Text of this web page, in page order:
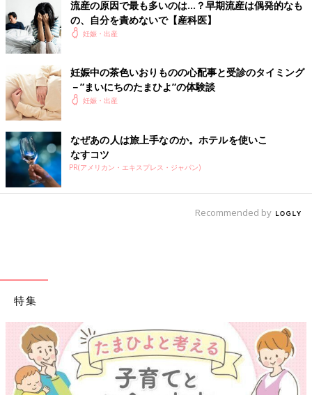
流産の原因で最も多いのは…？早期流産は偶発的なも
の、自分を責めないで【産科医】
妊娠・出産
妊娠中の茶色いおりものの心配事と受診のタイミング
－”まいにちのたまひよ”の体験談
妊娠・出産
なぜあの人は旅上手なのか。ホテルを使いこ
なすコツ
PR(アメリカン・エキスプレス・ジャパン)
Recommended by
特集